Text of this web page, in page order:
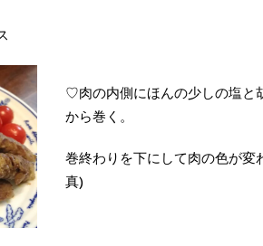
♡肉の内側にほんの少しの塩と
から巻く。
巻終わりを下にして肉の色が変
真)